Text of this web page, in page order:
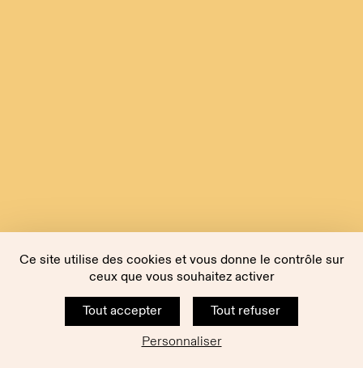
Ce site utilise des cookies et vous donne le contrôle sur
ceux que vous souhaitez activer
Tout accepter
Tout refuser
Personnaliser